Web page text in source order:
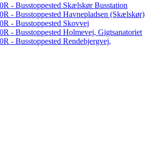
- Busstoppested Skælskør Busstation
- Busstoppested Havnepladsen (Skælskør)
- Busstoppested Skovvej
- Busstoppested Holmevej, Gigtsanatoriet
- Busstoppested Rendebjergvej,